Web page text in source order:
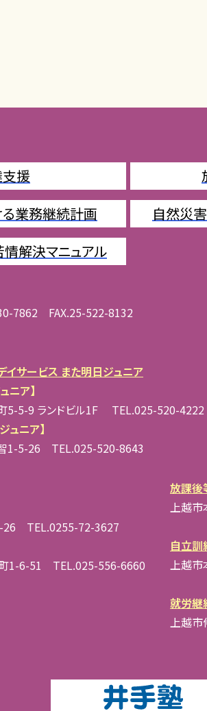
援
業務継続計画
自然災
解決マニュアル
7862 FAX.25-522-8132
イサービス また明日ジュニア
ニア】
5-5-9 ランドビル1F TEL.025-520-4222
ュニア】
1-5-26 TEL.025-520-8643
26 TEL.0255-72-3627
1-6-51 TEL.025-556-6660
放課後
上越
自立訓
上越
就労継
上越